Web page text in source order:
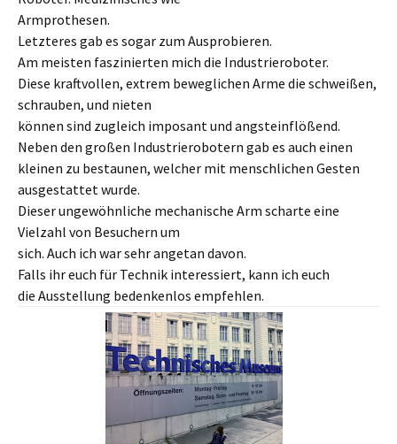
Armprothesen.
Letzteres gab es sogar zum Ausprobieren.
Am meisten faszinierten mich die Industrieroboter.
Diese kraftvollen, extrem beweglichen Arme die schweißen,
schrauben, und nieten
können sind zugleich imposant und angsteinflößend.
Neben den großen Industrierobotern gab es auch einen
kleinen zu bestaunen, welcher mit menschlichen Gesten
ausgestattet wurde.
Dieser ungewöhnliche mechanische Arm scharte eine
Vielzahl von Besuchern um
sich. Auch ich war sehr angetan davon.
Falls ihr euch für Technik interessiert, kann ich euch
die Ausstellung bedenkenlos empfehlen.